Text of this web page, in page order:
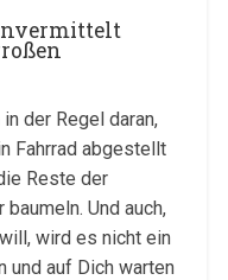
der Regel daran,
Fahrrad abgestellt
Reste der
Und auch,
wird es nicht ein
und auf Dich warten